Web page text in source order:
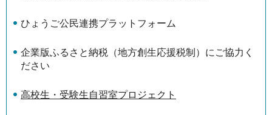
ひょうご公民連携プラットフォーム
企業版ふるさと納税（地方創生応援税制）にご協力く
ださい
高校生・受験生自習室プロジェクト